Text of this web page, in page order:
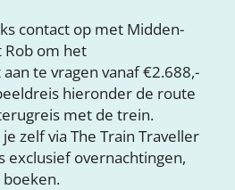
contact op met Midden-
Rob om het
te vragen vanaf €2.688,-
hieronder de route
met de trein.
zelf via The Train Traveller
exclusief overnachtingen,